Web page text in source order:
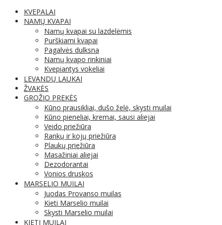
KVEPALAI
NAMŲ KVAPAI
Namų kvapai su lazdelėmis
Purškiami kvapai
Pagalvės dulksna
Namų kvapo rinkiniai
Kvepiantys vokeliai
LEVANDŲ LAUKAI
ŽVAKĖS
GROŽIO PREKĖS
Kūno prausikliai, dušo želė, skysti muilai
Kūno pieneliai, kremai, sausi aliejai
Veido priežiūra
Rankų ir kojų priežiūra
Plaukų priežiūra
Masažiniai aliejai
Dezodorantai
Vonios druskos
MARSELIO MUILAI
Juodas Provanso muilas
Kieti Marselio muilai
Skysti Marselio muilai
KIETI MUILAI